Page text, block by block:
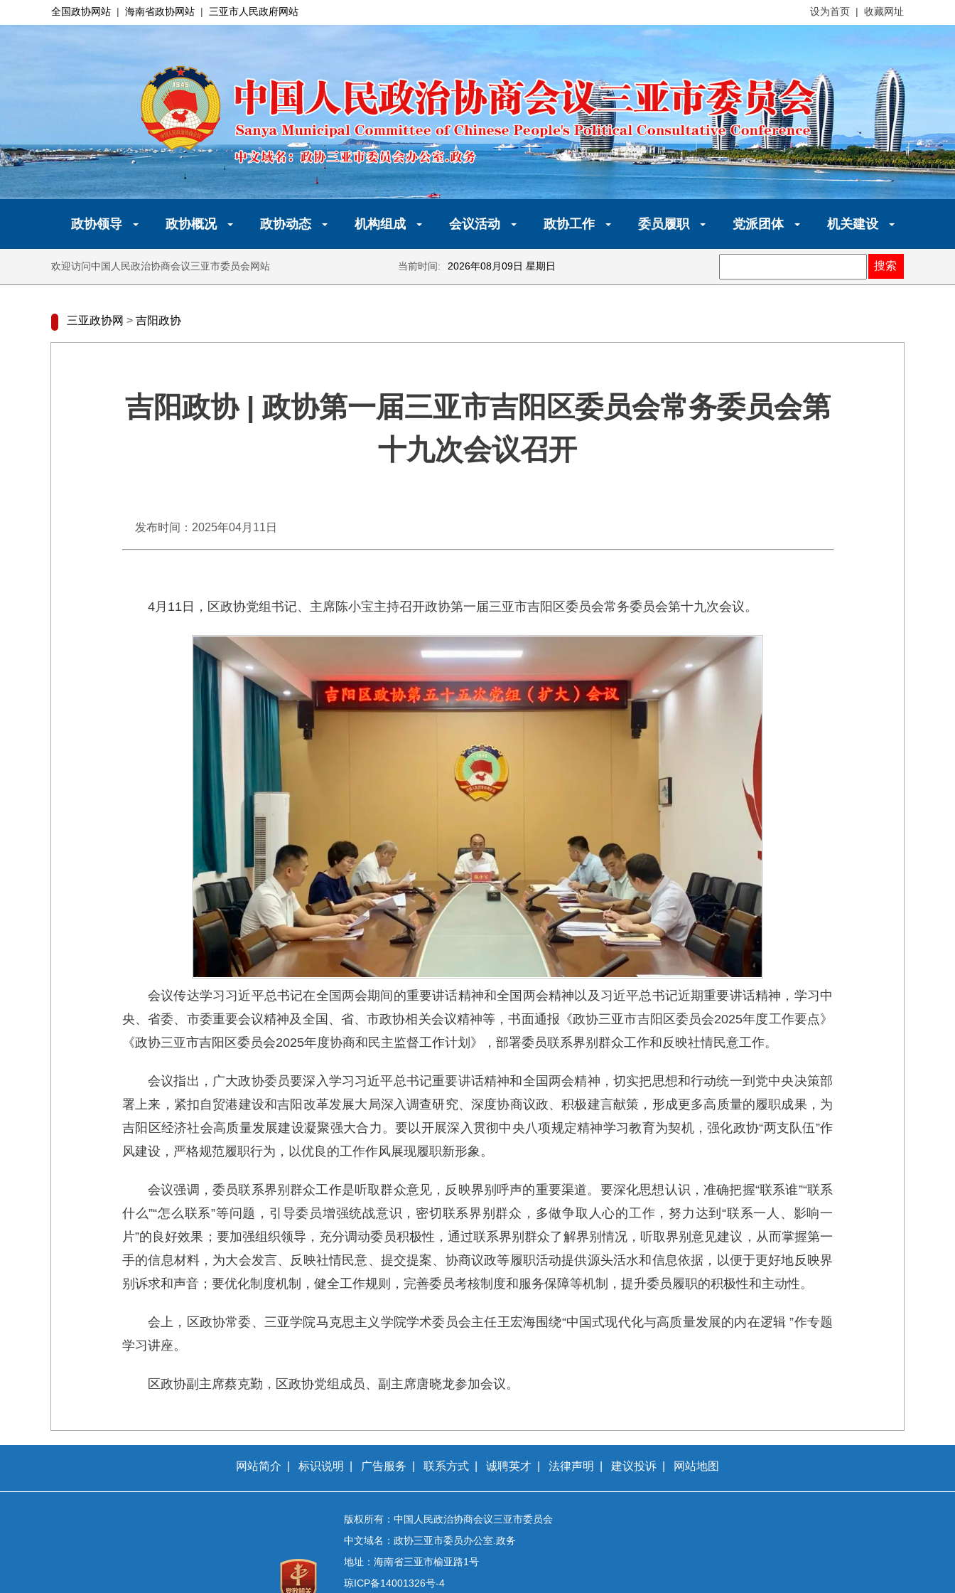
全国政协网站 | 海南省政协网站 | 三亚市人民政府网站 设为首页 | 收藏网址
政协领导 政协概况 政协动态 机构组成 会议活动 政协工作 委员履职 党派团体 机关建设
欢迎访问中国人民政治协商会议三亚市委员会网站 当前时间: 2026年08月09日 星期日 搜索
三亚政协网 > 吉阳政协
吉阳政协 | 政协第一届三亚市吉阳区委员会常务委员会第
十九次会议召开
发布时间：2025年04月11日
4月11日，区政协党组书记、主席陈小宝主持召开政协第一届三亚市吉阳区委员会常务委员会第十九次会议。
会议传达学习习近平总书记在全国两会期间的重要讲话精神和全国两会精神以及习近平总书记近期重要讲话精神，学习中
央、省委、市委重要会议精神及全国、省、市政协相关会议精神等，书面通报《政协三亚市吉阳区委员会2025年度工作要点》
《政协三亚市吉阳区委员会2025年度协商和民主监督工作计划》，部署委员联系界别群众工作和反映社情民意工作。
会议指出，广大政协委员要深入学习习近平总书记重要讲话精神和全国两会精神，切实把思想和行动统一到党中央决策部
署上来，紧扣自贸港建设和吉阳改革发展大局深入调查研究、深度协商议政、积极建言献策，形成更多高质量的履职成果，为
吉阳区经济社会高质量发展建设凝聚强大合力。要以开展深入贯彻中央八项规定精神学习教育为契机，强化政协“两支队伍”作
风建设，严格规范履职行为，以优良的工作作风展现履职新形象。
会议强调，委员联系界别群众工作是听取群众意见，反映界别呼声的重要渠道。要深化思想认识，准确把握“联系谁”“联系
什么”“怎么联系”等问题，引导委员增强统战意识，密切联系界别群众，多做争取人心的工作，努力达到“联系一人、影响一
片”的良好效果；要加强组织领导，充分调动委员积极性，通过联系界别群众了解界别情况，听取界别意见建议，从而掌握第一
手的信息材料，为大会发言、反映社情民意、提交提案、协商议政等履职活动提供源头活水和信息依据，以便于更好地反映界
别诉求和声音；要优化制度机制，健全工作规则，完善委员考核制度和服务保障等机制，提升委员履职的积极性和主动性。
会上，区政协常委、三亚学院马克思主义学院学术委员会主任王宏海围绕“中国式现代化与高质量发展的内在逻辑 ”作专题
学习讲座。
区政协副主席蔡克勤，区政协党组成员、副主席唐晓龙参加会议。
网站简介 标识说明 广告服务 联系方式 诚聘英才 法律声明 建议投诉 网站地图
版权所有：中国人民政治协商会议三亚市委员会
中文域名：政协三亚市委员办公室.政务
地址：海南省三亚市榆亚路1号
琼ICP备14001326号-4